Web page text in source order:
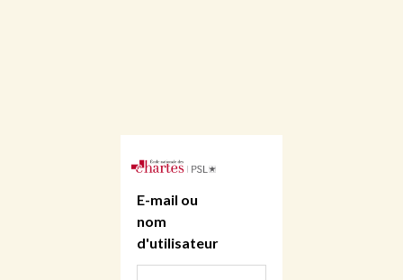
E-mail ou
nom
d'utilisateur